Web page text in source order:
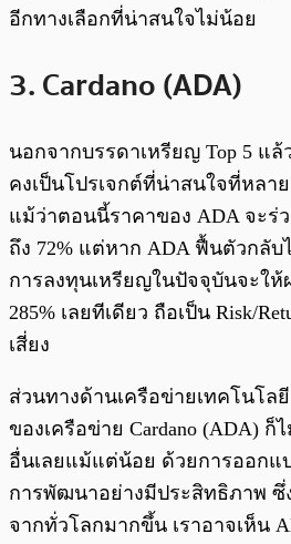
อีกทางเลือกที่น่าสนใจไม่น้อย
3. Cardano (ADA)
นอกจากบรรดาเหรียญ Top 5 แล้
คงเป็นโปรเจกต์ที่น่าสนใจที่หลา
แม้ว่าตอนนี้ราคาของ ADA จะร่
ถึง 72% แต่หาก ADA ฟื้นตัวกลับ
การลงทุนเหรียญในปัจจุบันจะใ
285% เลยทีเดียว ถือเป็น Risk/
เสี่ยง
ส่วนทางด้านเครือข่ายเทคโนโล
ของเครือข่าย Cardano (ADA) ก็
อื่นเลยแม้แต่น้อย ด้วยการออกแ
การพัฒนาอย่างมีประสิทธิภาพ ซึ่
จากทั่วโลกมากขึ้น เราอาจเห็น